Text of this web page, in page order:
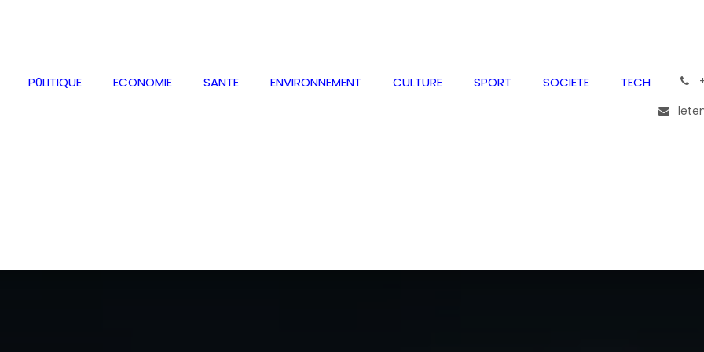
P0LITIQUE ECONOMIE SANTE ENVIRONNEMENT CULTURE SPORT SOCIETE TECH